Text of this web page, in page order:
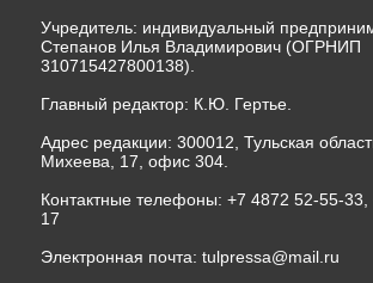
Учредитель: индивидуальный
Степанов Илья Владимирович (ОГРНИП
310715427800138).
Главный редактор: К.Ю. Гертье.
Адрес редакции: 300012, Тульская
Михеева, 17, офис 304.
Контактные телефоны: +7 4872 52-55-
17
Электронная почта: tulpressa@mail.ru